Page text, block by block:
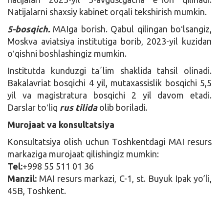
Natijalarni shaxsiy kabinet orqali tekshirish mumkin.
5-bosqich. MAIga borish. Qabul qilingan boʻlsangiz,
Moskva aviatsiya institutiga borib, 2023-yil kuzidan
oʻqishni boshlashingiz mumkin.
Institutda kunduzgi taʼlim shaklida tahsil olinadi.
Bakalavriat bosqichi 4 yil, mutaxassislik bosqichi 5,5
yil va magistratura bosqichi 2 yil davom etadi.
Darslar toʻliq rus tilidaolib boriladi.
Murojaat va konsultatsiya
Konsultatsiya olish uchun Toshkentdagi MAI resurs
markaziga murojaat qilishingiz mumkin:
Tel:+998 55 511 01 36
Manzil: MAI resurs markazi, C-1, st. Buyuk Ipak yo’li,
45B, Toshkent.